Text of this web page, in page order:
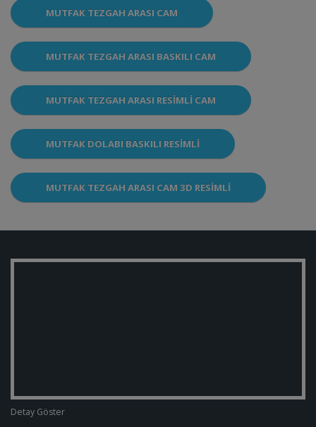
MUTFAK TEZGAH ARASI CAM
MUTFAK TEZGAH ARASI BASKILI CAM
MUTFAK TEZGAH ARASI RESIMLI CAM
MUTFAK DOLABI BASKILI RESIMLI
MUTFAK TEZGAH ARASI CAM 3D RESIMLI
Detay Göster